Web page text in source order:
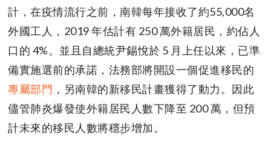
計，在疫情流行之前，南韓每年接收了約55,000名
外國工人，2019 年估計有 250 萬外籍居民，約佔人
口的 4%。並且自總統尹錫悅於 5 月上任以來，已準
備實施選前的承諾，法務部將開設一個促進移民的
專屬部門 ，另南韓的新移民計畫獲得了動力。因此
儘管肺炎爆發使外籍居民人數下降至 200 萬，但預
計未來的移民人數將穩步增加。